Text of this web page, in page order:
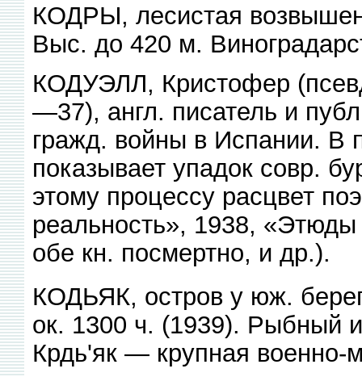
КОДРЫ, лесистая
Выс. до 420 м.
КОДУЭЛЛ, Кристофер
—37), англ. писатель и
гражд. войны в Испании. В
показывает упадок совр.
этому процессу расцвет
реальность», 1938,
обе кн. посмертно, и др.).
КОДЬЯК, остров у юж.
ок. 1300 ч. (1939). Рыбный
Крдь'як — крупная